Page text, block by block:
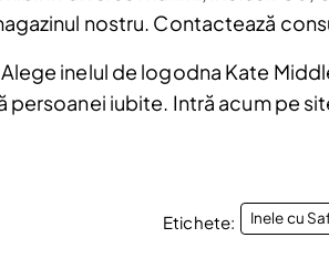
nostru. Contactează
inelul de logodna Kate
persoanei iubite. Intră acum pe
Etichete: Inele cu